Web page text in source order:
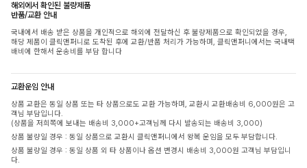
해외에서 확인된 불량제품
반품/교환 안내
국내에서 배송 받은 상품을 개인적으로 해외에 전달하신 후 불량제품으로 확인되었을 경우,
해당 제품이 클릭앤퍼니로 도착된 후에 교환/반품 처리가 가능하며, 클릭앤퍼니에서는 국내택
배비에 한해서 운송비를 부담 합니다
교환운임 안내
상품 교환은 동일 상품 또는 타 상품으로도 교환 가능하며, 교환시 교환배송비 6,000원은 고
객님 부담입니다.
(상품을 저희쪽에 보내는 배송비 3,000+고객님께 다시 발송되는 배송비 3,000)
상품 불량일 경우 : 동일 상품으로 교환시 클릭앤퍼니에서 왕복 운임을 모두 부담합니다.
상품 불량일 경우 : 동일 상품 외 타 상품이나 옵션 변경시 배송비 3,000원 고객님 부담입니
다.